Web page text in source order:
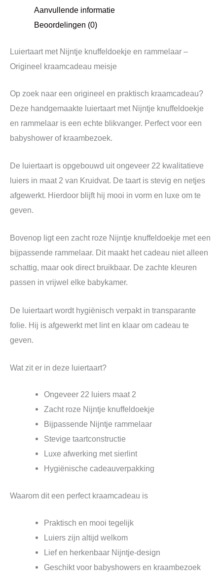
Aanvullende informatie
Beoordelingen (0)
Luiertaart met Nijntje knuffeldoekje en rammelaar –
Origineel kraamcadeau meisje
Op zoek naar een origineel en praktisch kraamcadeau?
Deze handgemaakte luiertaart met Nijntje knuffeldoekje
en rammelaar is een echte blikvanger. Perfect voor een
babyshower of kraambezoek.
De luiertaart is opgebouwd uit ongeveer 22 kwalitatieve
luiers in maat 2 van Kruidvat. De taart is stevig en netjes
afgewerkt. Hierdoor blijft hij mooi in vorm en luxe om te
geven.
Bovenop ligt een zacht roze Nijntje knuffeldoekje met een
bijpassende rammelaar. Dit maakt het cadeau niet alleen
schattig, maar ook direct bruikbaar. De zachte kleuren
passen in vrijwel elke babykamer.
De luiertaart wordt hygiënisch verpakt in transparante
folie. Hij is afgewerkt met lint en klaar om cadeau te
geven.
Wat zit er in deze luiertaart?
Ongeveer 22 luiers maat 2
Zacht roze Nijntje knuffeldoekje
Bijpassende Nijntje rammelaar
Stevige taartconstructie
Luxe afwerking met sierlint
Hygiënische cadeauverpakking
Waarom dit een perfect kraamcadeau is
Praktisch en mooi tegelijk
Luiers zijn altijd welkom
Lief en herkenbaar Nijntje-design
Geschikt voor babyshowers en kraambezoek